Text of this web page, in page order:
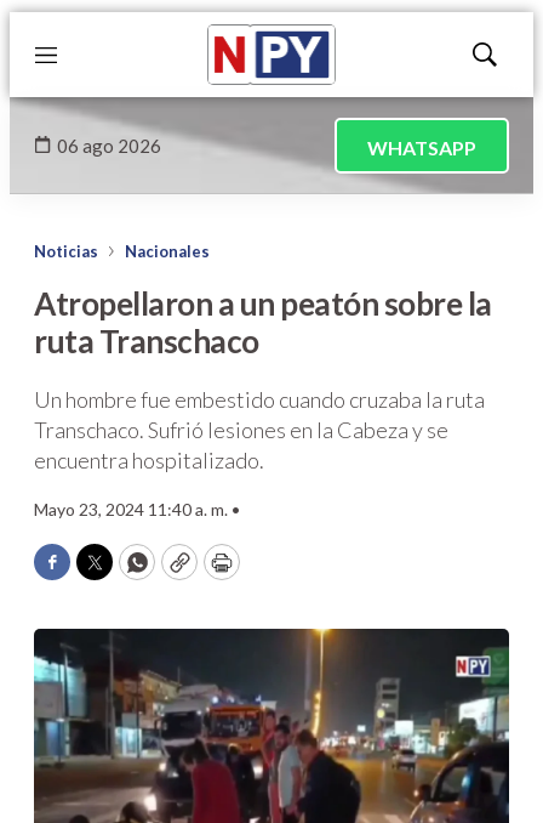
Menú
Mostrar
06 ago 2026 WHATSAPP
Noticias Nacionales
Atropellaron a un peatón sobre la
ruta Transchaco
Un hombre fue embestido cuando cruzaba la ruta
Transchaco. Sufrió lesiones en la Cabeza y se
encuentra hospitalizado.
Mayo 23, 2024 11:40 a. m. •
Facebook
TwitterWhatsApp
CopyPrint